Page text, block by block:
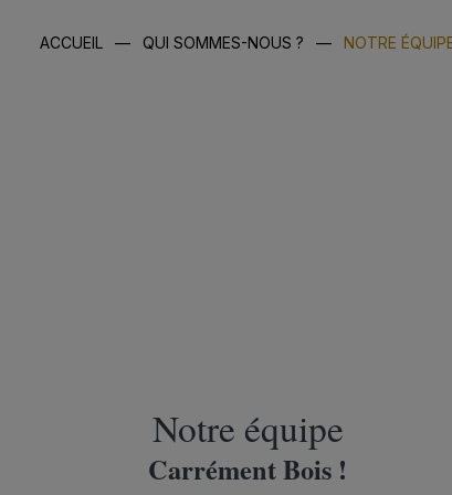
ACCUEIL — QUI SOMMES-NOUS ? — NOTRE
Notre équipe
Carrément Bois !